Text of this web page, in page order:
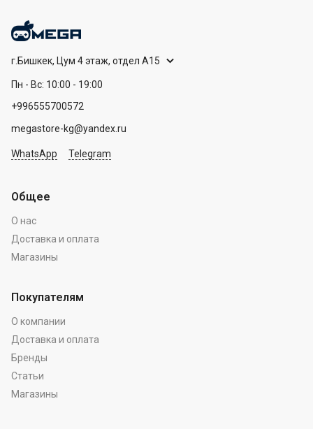
г.Бишкек, Цум 4 этаж, отдел А15
Пн - Вс: 10:00 - 19:00
+996555700572
megastore-kg@yandex.ru
WhatsApp Telegram
Общее
О нас
Доставка и оплата
Магазины
Покупателям
О компании
Доставка и оплата
Бренды
Статьи
Магазины